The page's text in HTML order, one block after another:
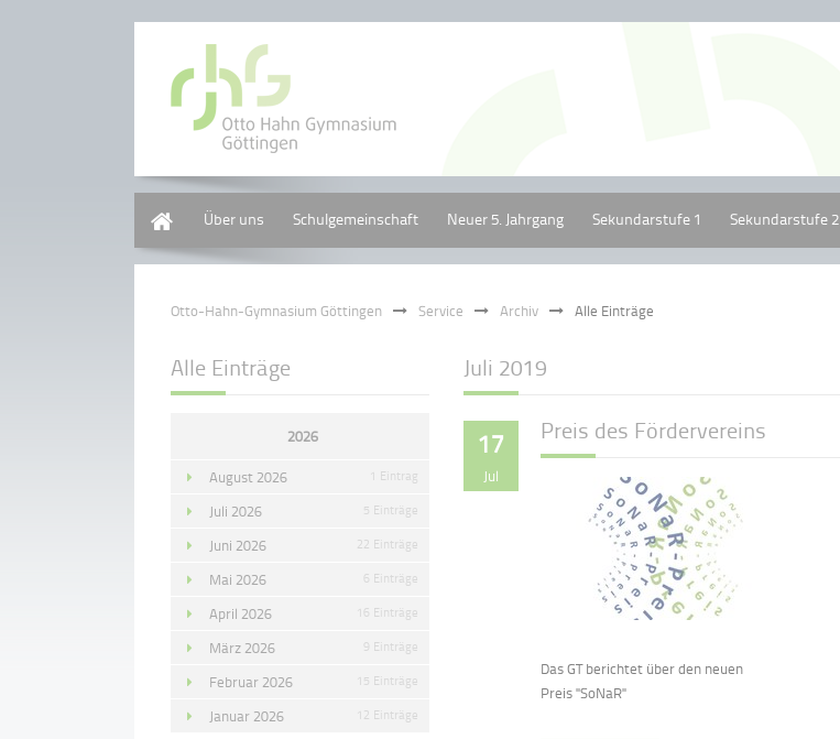
Über uns Schulgemeinschaft Neuer 5. Jahrgang Sekundarstufe 1 Sekundarstufe 2
Otto-Hahn-Gymnasium Göttingen Service Archiv Alle Einträge
Juli 2019
17
Jul
Preis des Fördervereins
Das GT berichtet über den neuen
Preis "SoNaR"
Alle Einträge
2026
August 2026 1 Eintrag
Juli 2026 5 Einträge
Juni 2026 22 Einträge
Mai 2026 6 Einträge
April 2026 16 Einträge
März 2026 9 Einträge
Februar 2026 15 Einträge
Januar 2026 12 Einträge